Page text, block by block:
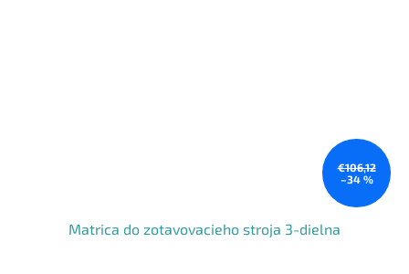
€106,12
–34 %
Matrica do zotavovacieho stroja 3-dielna